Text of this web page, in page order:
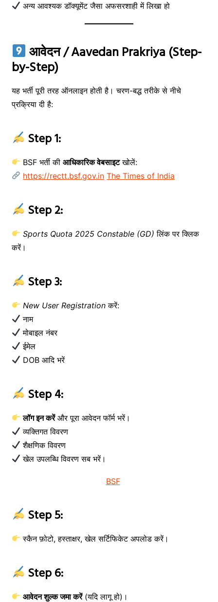
अन्य आवश्यक डॉक्यूमेंट जैसा अफसरशाही में लिखा हो
आवेदन / Aavedan Prakriya (Step-
by-Step)
यह भर्ती पूरी तरह ऑनलाइन होती है। चरण-बद्ध तरीके से नीचे
प्रक्रिया दी है:
Step 1:
BSF भर्ती कीआधिकारिक वेबसाइटखोलें:
https://rectt.bsf.gov.in The Times of India
Step 2:
Sports Quota 2025 Constable (GD) लिंक पर क्लिक
करें।
Step 3:
New User Registration करें:
नाम
मोबाइल नंबर
ईमेल
DOB आदि भरें
Step 4:
लॉग इन करेंऔर पूरा आवेदन फॉर्म भरें।
व्यक्तिगत विवरण
शैक्षणिक विवरण
खेल उपलब्धि विवरण सब भरें।
Step 5:
स्कैन फ़ोटो, हस्ताक्षर, खेल सर्टिफिकेट अपलोड करें।
Step 6:
आवेदन शुल्क जमा करें(यदि लागू हो)।